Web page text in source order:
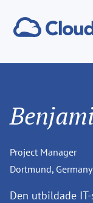
Project Manager
Dortmund, Germany
Den utbildade